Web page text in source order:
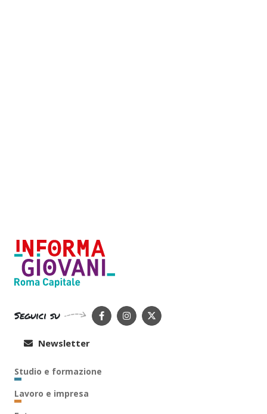
Seguici su
Newsletter
Studio e formazione
Lavoro e impresa